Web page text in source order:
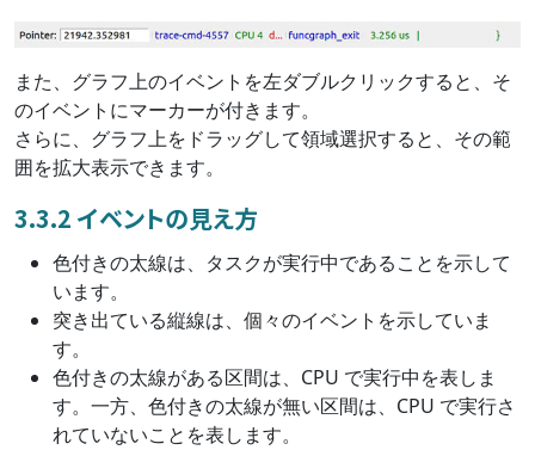
また、グラフ上のイベントを左ダブルクリックすると、そ
のイベントにマーカーが付きます。
さらに、グラフ上をドラッグして領域選択すると、その範
囲を拡大表示できます。
3.3.2 イベントの見え方
色付きの太線は、タスクが実行中であることを示して
います。
突き出ている縦線は、個々のイベントを示していま
す。
色付きの太線がある区間は、CPU で実行中を表しま
す。一方、色付きの太線が無い区間は、CPU で実行さ
れていないことを表します。